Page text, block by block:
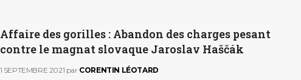
Affaire des gorilles : Abandon des charges pesant
contre le magnat slovaque Jaroslav Haščák
1 SEPTEMBRE 2021 par CORENTIN LÉOTARD